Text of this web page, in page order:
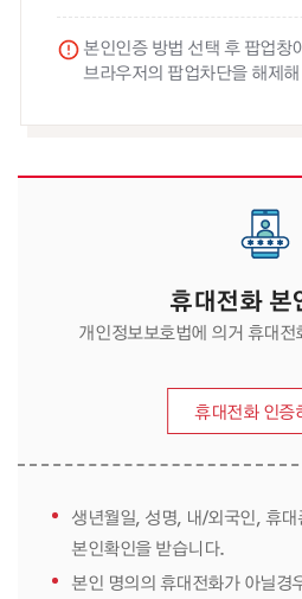
본인인증 방법 선택 후 팝업창
브라우저의 팝업차단을 해제
휴대전화 본
개인정보보호법에 의거 휴대
휴대전화 인증
생년월일, 성명, 내/외국인, 휴
본인확인을 받습니다.
본인 명의의 휴대전화가 아닐경